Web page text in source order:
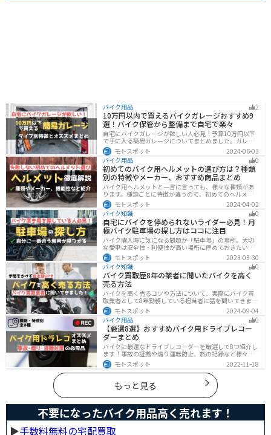
バイク用品 2
10万円以内で買えるバイクガレージおすすめ9
選！バイク保管から整備まで自宅で楽々
自宅にバイクガレージが欲しい人必見！予算10万円以下
で手に入る簡易ガレージについてまとめました。ガレー
ジの種類やメリットデメリットからオススメ商品まで徹
底解説しますので、自宅にセキュリティの高いバイク保
管庫や整備場所が欲しい方は参考にしてください。
モトスポット
2024-06-03
バイク用品
0
初めてのバイク用ヘルメットの選び方は？種類
別の特徴やメーカー、おすすめ商品まとめ
バイク用ヘルメットと一言に言っても、様々な種類があ
ります。種類ごとに特徴が違うので、初めてのヘルメッ
ト選びで失敗しないように、しっかりと理解して選ぶよ
うにしましょう。この記事では、特徴やメリットデメリ
ット、有名メーカーなど初心者が知っておくべきことを
まとめました。
モトスポット
2024-04-02
バイク知識
0
自宅にバイクを停められないライダー必見！月
極バイク駐車場の探し方はココに注目
バイク購入時に気になる問題が「駐車場」の場所。大切
な愛車は安全性・利便性が高い場所に停めておきたいで
すよね？ 当記事ではそんな駐車場選びについて解説して
います。すでにバイクを持っていて、新しい駐車場を探
している人もぜひ参考にしてくださいね。
モトスポット
2023-03-30
バイク知識
0
バイク買取歴8年の業者に聞いたバイクを高く
売る方法
バイクを高く売るコツや方法について、実際にバイク買
取業者として8年勤務している担当者に話を聞いてきまし
た！高く買い取ってもらえるバイクの特徴や業者がどの
くらい利益を上乗せしているかなど、バイクを売ろうと
している人は必見の内容になっています。
モトスポット
2024-09-04
バイク用品
0
【厳選8選】おすすめバイク用ドライブレコー
ダーまとめ
バイクに最適なドライブレコーダーを厳選して8つ紹介し
ます！事故の証拠や煽り運転防止、旅の記録など様々な
役に立つドライブコーダー、何を選べばいいか迷ってい
る方に特徴別にまとめました。
モトスポット 2022-11-18
もっと見る
不要になったバイク用品高く売れます！
▶︎手数料無料の宅配買取